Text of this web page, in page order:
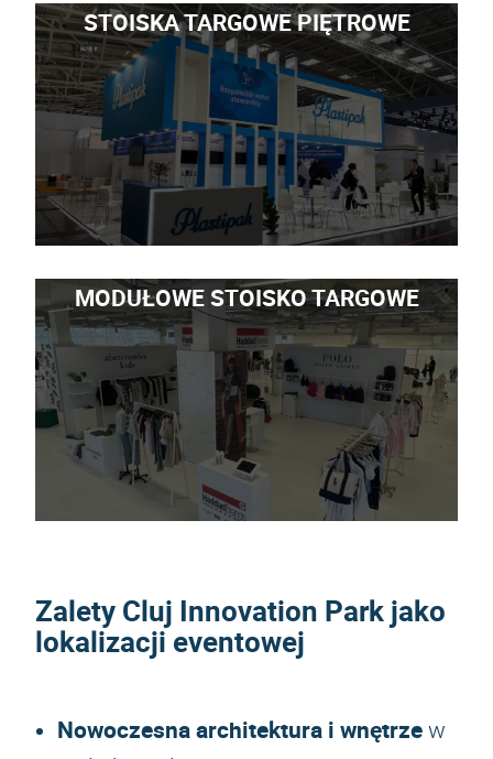
STOISKA TARGOWE PIĘTROWE
MODUŁOWE STOISKO TARGOWE
Zalety Cluj Innovation Park jako
lokalizacji eventowej
Nowoczesna architektura i wnętrze w